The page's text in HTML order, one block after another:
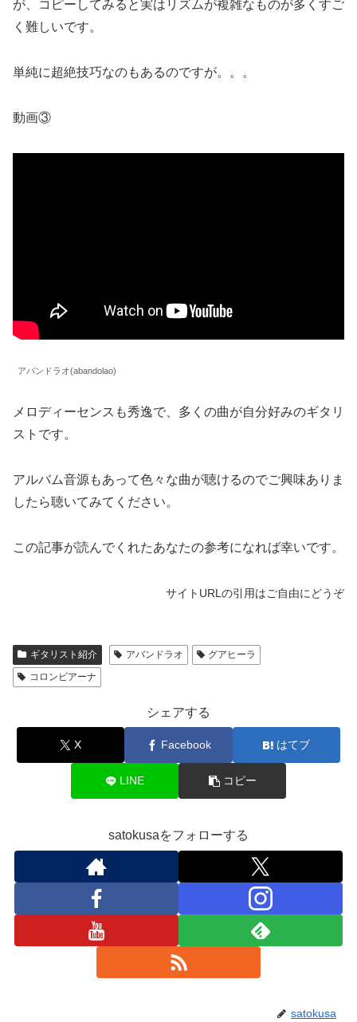
が、コピーしてみると実はリズムが複雑なものが多くすご
く難しいです。
単純に超絶技巧なのもあるのですが。。。
動画③
アバンドラオ(abandolao)
メロディーセンスも秀逸で、多くの曲が自分好みのギタリ
ストです。
アルバム音源もあって色々な曲が聴けるのでご興味ありま
したら聴いてみてください。
この記事が読んでくれたあなたの参考になれば幸いです。
サイトURLの引用はご自由にどうぞ
ギタリスト紹介 アバンドラオ
グアヒーラ
コロンビアーナ
シェアする
X Facebook はてブ
LINE コピー
satokusaをフォローする
satokusa